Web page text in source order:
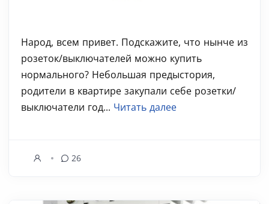
Народ, всем привет. Подскажите, что нынче из
розеток/выключателей можно купить
нормального? Небольшая предыстория,
родители в квартире закупали себе розетки/
выключатели год... Читать далее
26